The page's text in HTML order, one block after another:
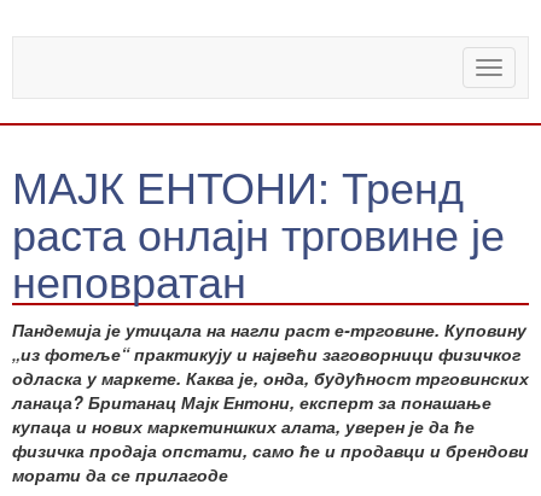
Toggle
МАЈК ЕНТОНИ: Тренд
раста онлајн трговине је
неповратан
Пандемија је утицала на нагли раст е-трговине. Куповину
„из фотеље“ практикују и највећи заговорници физичког
одласка у маркете. Каква је, онда, будућност трговинских
ланаца? Британац Мајк Ентони, експерт за понашање
купаца и нових маркетиншких алата, уверен је да ће
физичка продаја опстати, само ће и продавци и брендови
морати да се прилагоде